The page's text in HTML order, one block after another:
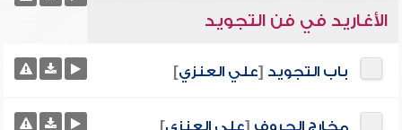
الأغاريد في فن التجويد
باب التجويد [علي العنزي]
مخارج الحروف [علي العنزي]